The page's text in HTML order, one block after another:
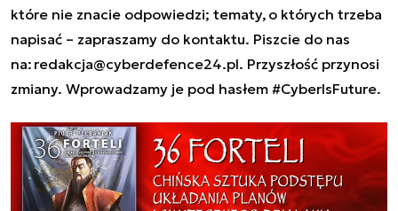
które nie znacie odpowiedzi; tematy, o których trzeba
napisać – zapraszamy do kontaktu. Piszcie do nas
na: redakcja@cyberdefence24.pl. Przyszłość przynosi
zmiany. Wprowadzamy je pod hasłem #CyberIsFuture.